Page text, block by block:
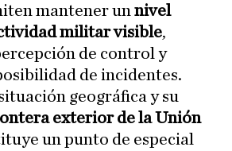
mantener un nivel
militar visible,
de control y
de incidentes.
geográfica y su
exterior de la Unión
un punto de especial